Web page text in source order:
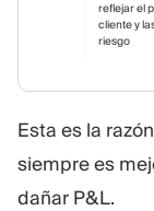
reflejar el
cliente y
riesgo
Esta es la
siempre es
dañar P&L.